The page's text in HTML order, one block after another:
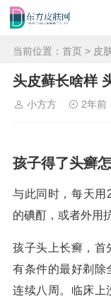
当前位置： 首页 > 皮
头皮藓长啥样
小方方 2年前
孩子得了头癣
与此同时，每天用
的碘酊，或者外用
孩子头上长癣，首
有条件的最好剃除
连续八周。临床上